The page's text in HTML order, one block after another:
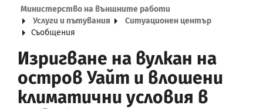
Министерство на външните работи
Услуги и пътувания
Ситуационен център
Съобщения
Изригване на вулкан на
остров Уайт и влошени
климатични условия в